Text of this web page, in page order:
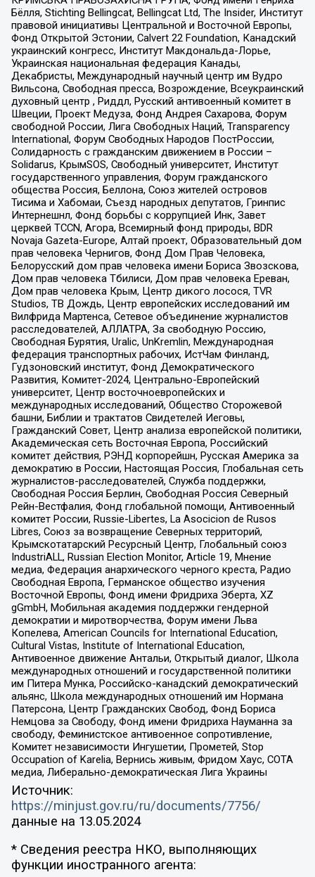
Бёлля, Stichting Bellingcat, Bellingcat Ltd, The Insider, Институт
правовой инициативы Центральной и Восточной Европы,
Фонд Открытой Эстонии, Calvert 22 Foundation, Канадский
украинский конгресс, Институт Макдональда-Лорье,
Украинская национальная федерация Канады,
Декабристы, Международный научный центр им Вудро
Вильсона, Свободная пресса, Возрождение, Всеукраинский
духовный центр , Риддл, Русский антивоенный комитет в
Швеции, Проект Медуза, Фонд Андрея Сахарова, Форум
свободной России, Лига Свободных Наций, Transparеncy
International, Форум Свободных Народов ПостРоссии,
Солидарность с гражданским движением в России –
Solidarus, КрымSOS, Свободный университет, Институт
государственного управления, Форум гражданского
общества Россия, Беллона, Союз жителей островов
Тисима и Хабомаи, Съезд народных депутатов, Гринпис
Интернешнл, Фонд борьбы с коррупцией Инк, Завет
церквей TCCN, Агора, Всемирный фонд природы, BDR
Novaja Gazeta-Europe, Алтай проект, Образовательный дом
прав человека Чернигов, Фонд Дом Прав Человека,
Белорусский дом прав человека имени Бориса Звозскова,
Дом прав человека Тбилиси, Дом прав человека Ереван,
Дом прав человека Крым, Центр дикого лосося, TVR
Studios, ТВ Дождь, Центр европейских исследований им
Вилфрида Мартенса, Сетевое объединение журналистов
расследователей, АЛЛАТРА, За свободную Россию,
Свободная Бурятия, Uralic, UnKremlin, Международная
федерация транспортных рабочих, ИстЧам Финланд,
Гудзоновский институт, Фонд Демократического
Развития, Комитет-2024, Центрально-Европейский
университет, Центр восточноевропейских и
международных исследований, Общество Сторожевой
башни, Библии и трактатов Свидетелей Иеговы,
Гражданский Совет, Центр анализа европейской политики,
Академическая сеть Восточная Европа, Российский
комитет действия, РЭНД корпорейшн, Русская Америка за
демократию в России, Настоящая Россия, Глобальная сеть
журналистов-расследователей, Служба поддержки,
Свободная Россия Берлин, Свободная Россия Северный
Рейн-Вестфалия, Фонд глобальной помощи, Антивоенный
комитет России, Russie-Libertes, La Asocicion de Rusos
Libres, Союз за возвращение Северных территорий,
Крымскотатарский Ресурсный Центр, Глобальный союз
IndustriALL, Russian Election Monitor, Article 19, Мнение
медиа, Федерация анархического черного креста, Радио
Свободная Европа, Германское общество изучения
Восточной Европы, Фонд имени Фридриха Эберта, XZ
gGmbH, Мобильная академия поддержки гендерной
демократии и миротворчества, Форум имени Льва
Копелева, American Councils for International Education,
Cultural Vistas, Institute of International Education,
Антивоенное движение Антальи, Открытый диалог, Школа
международных отношений и государственной политики
им Питера Мунка, Российско-канадский демократический
альянс, Школа международных отношений им Нормана
Патерсона, Центр Гражданских Свобод, Фонд Бориса
Немцова за Свободу, Фонд имени Фридриха Науманна за
свободу, Феминистское антивоенное сопротивление,
Комитет независимости Ингушетии, Прометей, Stop
Occupation of Karelia, Вернись живым, Фридом Хаус, СОТА
медиа, Либерально-демократическая Лига Украины
Источник:
https://minjust.gov.ru/ru/documents/7756/
данные на 13.05.2024
* Сведения реестра НКО, выполняющих
функции иностранного агента: